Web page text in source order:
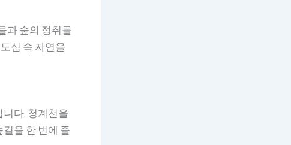
과 숲의 정취를
심 속 자연을
다. 청계천을
을 한 번에 즐